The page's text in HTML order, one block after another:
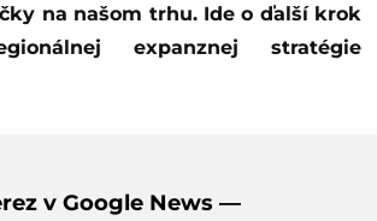
na našom trhu. Ide o ďalší krok
expanznej stratégie
v Google News —